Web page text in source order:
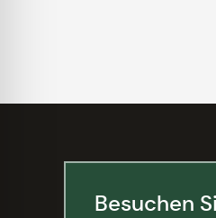
Besuchen